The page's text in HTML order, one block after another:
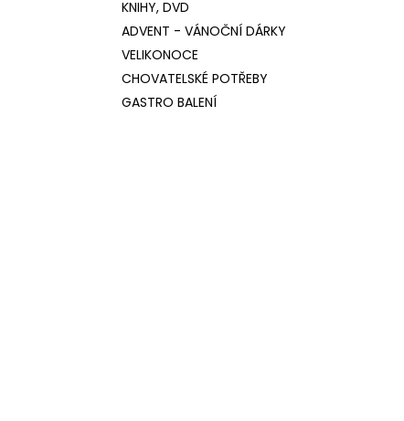
KNIHY, DVD
ADVENT - VÁNOČNÍ DÁRKY
VELIKONOCE
CHOVATELSKÉ POTŘEBY
GASTRO BALENÍ